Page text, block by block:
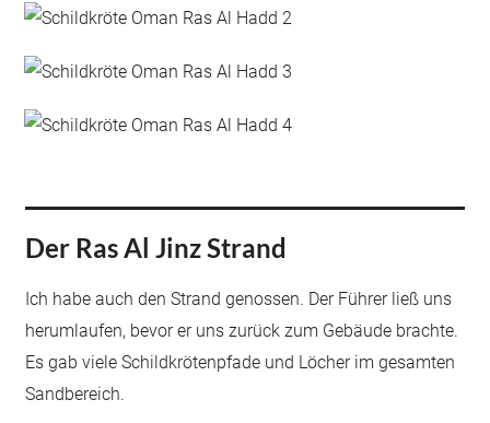
Der Ras Al Jinz Strand
Ich habe auch den Strand genossen. Der Führer ließ uns
herumlaufen, bevor er uns zurück zum Gebäude brachte.
Es gab viele Schildkrötenpfade und Löcher im gesamten
Sandbereich.